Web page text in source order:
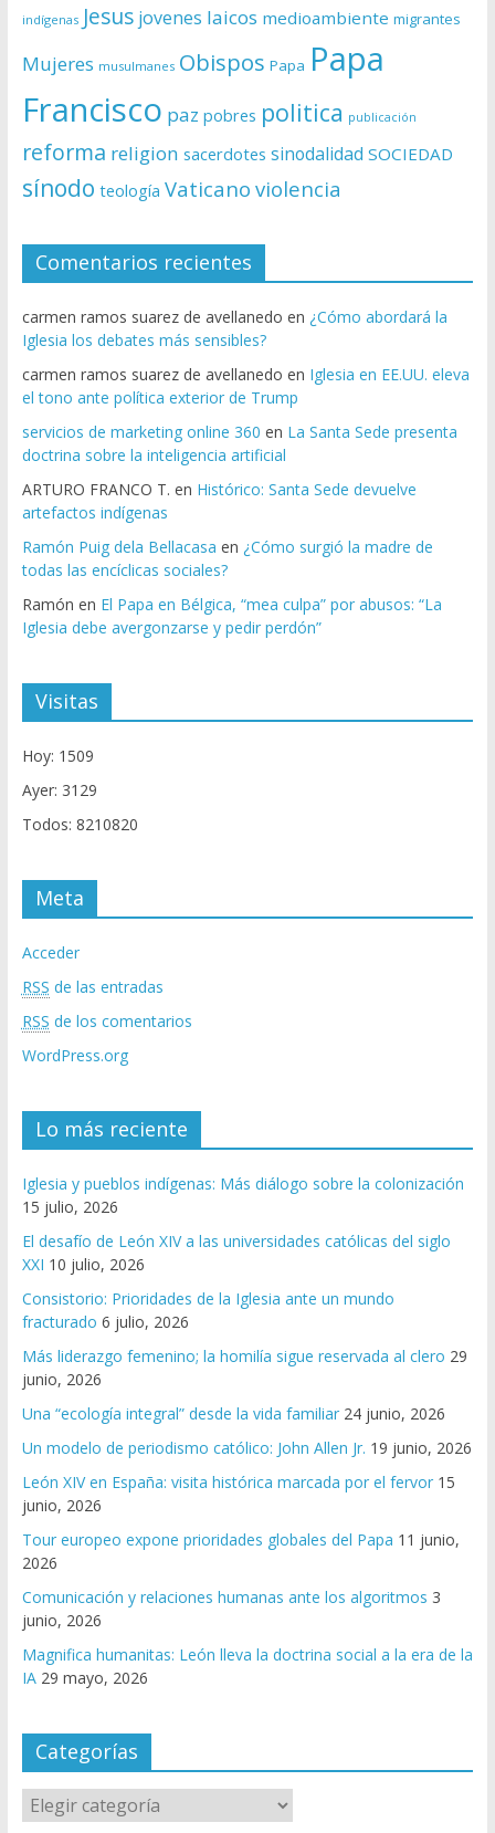
indígenas Jesus jovenes laicos medioambiente migrantes
Mujeres musulmanes Obispos Papa Papa
Francisco paz pobres politica publicación
reforma religion sacerdotes sinodalidad SOCIEDAD
sínodo teología Vaticano violencia
Comentarios recientes
carmen ramos suarez de avellanedo en ¿Cómo abordará la
Iglesia los debates más sensibles?
carmen ramos suarez de avellanedo en Iglesia en EE.UU. eleva
el tono ante política exterior de Trump
servicios de marketing online 360 en La Santa Sede presenta
doctrina sobre la inteligencia artificial
ARTURO FRANCO T. en Histórico: Santa Sede devuelve
artefactos indígenas
Ramón Puig dela Bellacasa en ¿Cómo surgió la madre de
todas las encíclicas sociales?
Ramón en El Papa en Bélgica, “mea culpa” por abusos: “La
Iglesia debe avergonzarse y pedir perdón”
Visitas
Hoy: 1509
Ayer: 3129
Todos: 8210820
Meta
Acceder
RSS de las entradas
RSS de los comentarios
WordPress.org
Lo más reciente
Iglesia y pueblos indígenas: Más diálogo sobre la colonización
15 julio, 2026
El desafío de León XIV a las universidades católicas del siglo
XXI 10 julio, 2026
Consistorio: Prioridades de la Iglesia ante un mundo
fracturado 6 julio, 2026
Más liderazgo femenino; la homilía sigue reservada al clero 29
junio, 2026
Una “ecología integral” desde la vida familiar 24 junio, 2026
Un modelo de periodismo católico: John Allen Jr. 19 junio, 2026
León XIV en España: visita histórica marcada por el fervor 15
junio, 2026
Tour europeo expone prioridades globales del Papa 11 junio,
2026
Comunicación y relaciones humanas ante los algoritmos 3
junio, 2026
Magnifica humanitas: León lleva la doctrina social a la era de la
IA 29 mayo, 2026
Categorías